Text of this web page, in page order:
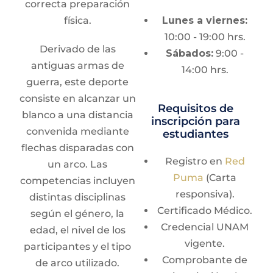
arco "Lauro Franco
Espinosa"
Femenil y Varonil
correcta preparación
física.
Derivado de las
antiguas armas de
guerra, este deporte
consiste en alcanzar un
blanco a una distancia
convenida mediante
flechas disparadas con
un arco. Las
competencias incluyen
distintas disciplinas
según el género, la
edad, el nivel de los
participantes y el tipo
de arco utilizado.
Lunes a viernes:
10:00 - 19:00 hrs.
Sábados: 9:00 -
14:00 hrs.
Requisitos de
inscripción para
estudiantes
Registro en Red
Puma (Carta
responsiva).
Certificado Médico.
Credencial UNAM
vigente.
Comprobante de